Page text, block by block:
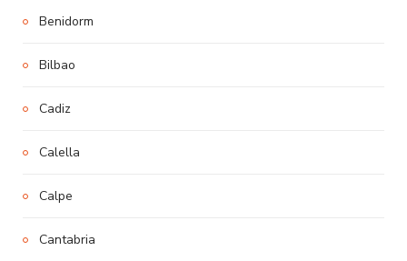
Benidorm
Bilbao
Cadiz
Calella
Calpe
Cantabria